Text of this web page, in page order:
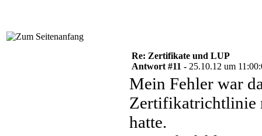
Re: Zertifikate und LUP
Antwort #11 - 25.10.12 um
Mein Fehler war
Zertifikatrichtlinie
hatte.